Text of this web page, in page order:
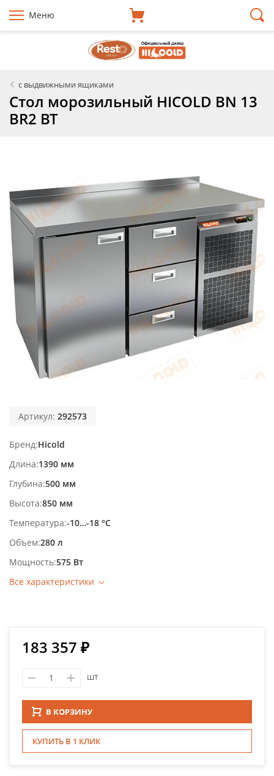
Меню
с выдвижными ящиками
Стол морозильный HICOLD BN 13
BR2 BT
Артикул: 292573
Бренд Hicold
Длина 1390 мм
Глубина 500 мм
Высота 850 мм
Температура -10…-18 °С
Объем 280 л
Мощность 575 Вт
Все характеристики
183 357 ₽
шт
В КОРЗИНУ
КУПИТЬ В 1 КЛИК